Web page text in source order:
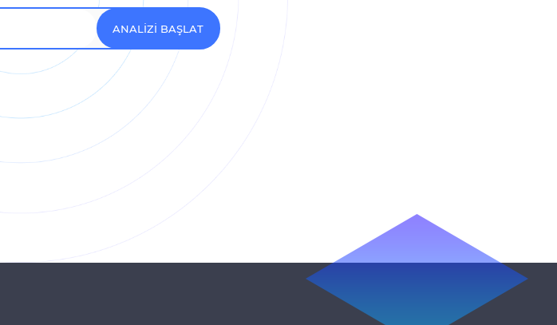
ANALIZI BAŞLAT